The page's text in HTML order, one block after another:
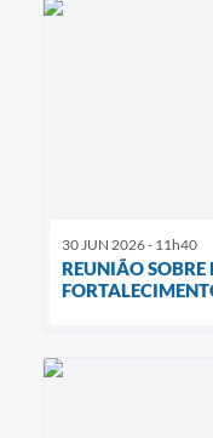
30 JUN 2026 - 11h40
REUNIÃO SOBRE